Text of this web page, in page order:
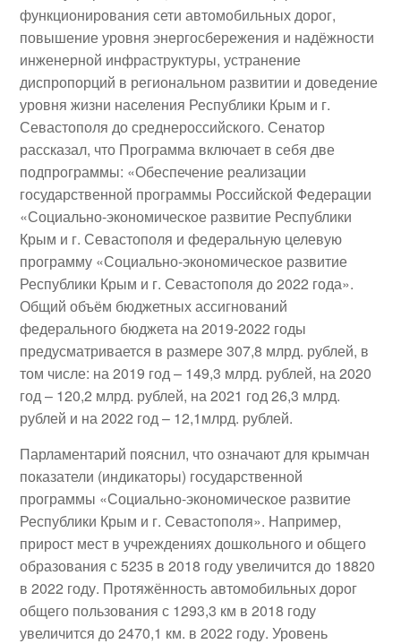
функционирования сети автомобильных дорог,
повышение уровня энергосбережения и надёжности
инженерной инфраструктуры, устранение
диспропорций в региональном развитии и доведение
уровня жизни населения Республики Крым и г.
Севастополя до среднероссийского. Сенатор
рассказал, что Программа включает в себя две
подпрограммы: «Обеспечение реализации
государственной программы Российской Федерации
«Социально-экономическое развитие Республики
Крым и г. Севастополя и федеральную целевую
программу «Социально-экономическое развитие
Республики Крым и г. Севастополя до 2022 года».
Общий объём бюджетных ассигнований
федерального бюджета на 2019-2022 годы
предусматривается в размере 307,8 млрд. рублей, в
том числе: на 2019 год – 149,3 млрд. рублей, на 2020
год – 120,2 млрд. рублей, на 2021 год 26,3 млрд.
рублей и на 2022 год – 12,1млрд. рублей.
Парламентарий пояснил, что означают для крымчан
показатели (индикаторы) государственной
программы «Социально-экономическое развитие
Республики Крым и г. Севастополя». Например,
прирост мест в учреждениях дошкольного и общего
образования с 5235 в 2018 году увеличится до 18820
в 2022 году. Протяжённость автомобильных дорог
общего пользования с 1293,3 км в 2018 году
увеличится до 2470,1 км. в 2022 году. Уровень